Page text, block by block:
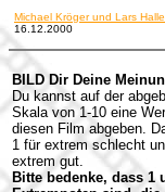
Michael Kröger und Lars
16.12.2000
BILD Dir Deine
Du kannst auf der
Skala von 1-10 eine
diesen Film abgeben.
1 für extrem schlecht
extrem gut.
Bitte bedenke, dass 1